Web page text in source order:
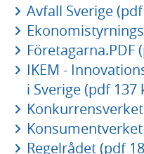
Avfall Sverige
Företagarna.PDF
IKEM -
i Sverige (pdf 137
Regelrådet (pdf